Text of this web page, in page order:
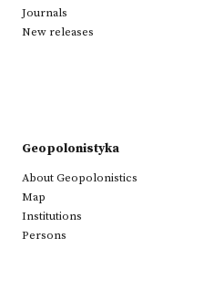
Journals
New releases
Geopolonistyka
About Geopolonistics
Map
Institutions
Persons